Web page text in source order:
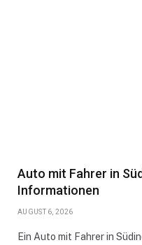
Auto mit Fahrer in
Informationen
AUGUST 6, 2026
Ein Auto mit Fahrer in